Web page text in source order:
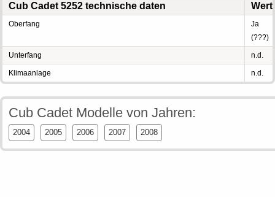
Cub Cadet 5252 technische daten Wert
Oberfang
Ja
(???)
Unterfang n.d.
Klimaanlage n.d.
Cub Cadet Modelle von Jahren:
2004 2005 2006 2007 2008